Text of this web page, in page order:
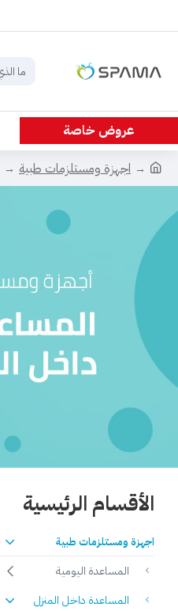
عروض خاصة
اجهزة ومستلزمات طبية
الأقسام الرئيسية
اجهزة ومستلزمات طبية
المساعدة اليومية
المساعدة داخل المنزل
البلغم مساعدة المريض